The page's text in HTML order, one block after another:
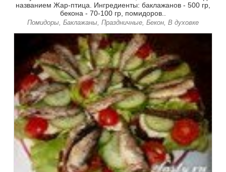
названием Жар-птица. Ингредиенты: баклажанов - 500 гр,
бекона - 70-100 гр, помидоров..
Помидоры, Баклажаны, Праздничные, Бекон, В духовке